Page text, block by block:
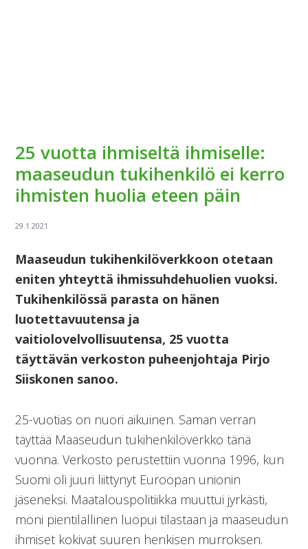
25 vuotta ihmiseltä ihmiselle:
maaseudun tukihenkilö ei kerro
ihmisten huolia eteen päin
Maaseudun tukihenkilöverkkoon otetaan
eniten yhteyttä ihmissuhdehuolien vuoksi.
Tukihenkilössä parasta on hänen
luotettavuutensa ja
vaitiolovelvollisuutensa, 25 vuotta
täyttävän verkoston puheenjohtaja Pirjo
Siiskonen sanoo.
25-vuotias on nuori aikuinen. Saman verran
täyttää Maaseudun tukihenkilöverkko tänä
vuonna. Verkosto perustettiin vuonna 1996, kun
Suomi oli juuri liittynyt Euroopan unionin
jäseneksi. Maatalouspolitiikka muuttui jyrkästi,
moni pientilallinen luopui tilastaan ja maaseudun
ihmiset kokivat suuren henkisen murroksen.